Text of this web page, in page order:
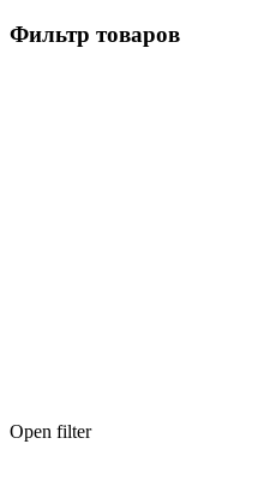
Фильтр товаров
Open filter